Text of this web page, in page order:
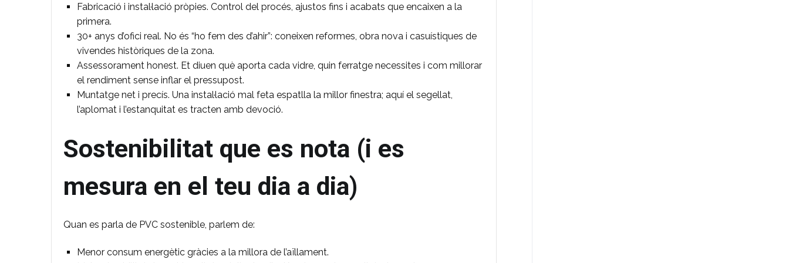
Fabricació i instal·lació pròpies. Control del procés, ajustos fins i acabats que encaixen a la
primera.
30+ anys d’ofici real. No és “ho fem des d’ahir”: coneixen reformes, obra nova i casuístiques de
vivendes històriques de la zona.
Assessorament honest. Et diuen què aporta cada vidre, quin ferratge necessites i com millorar
el rendiment sense inflar el pressupost.
Muntatge net i precís. Una instal·lació mal feta espatlla la millor finestra; aquí el segellat,
l’aplomat i l’estanquitat es tracten amb devoció.
Sostenibilitat que es nota (i es
mesura en el teu dia a dia)
Quan es parla de PVC sostenible, parlem de:
Menor consum energètic gràcies a la millora de l’aïllament.